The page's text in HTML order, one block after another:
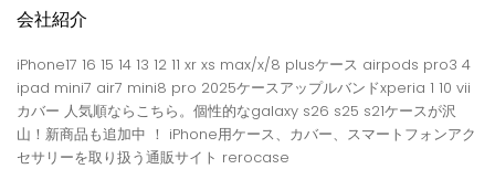
会社紹介
iPhone17 16 15 14 13 12 11 xr xs max/x/8 plusケース airpods pro3 4
ipad mini7 air7 mini8 pro 2025ケースアップルバンドxperia 1 10 vii
カバー 人気順ならこちら。個性的なgalaxy s26 s25 s21ケースが沢
山！新商品も追加中 ！ iPhone用ケース、カバー、スマートフォンアク
セサリーを取り扱う通販サイト rerocase